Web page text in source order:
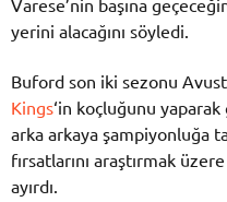
yerini alacağını söyledi.
Buford son iki sezonu
Kings‘in koçluğunu yaparak
arka arkaya şampiyonluğa
fırsatlarını araştırmak
ayırdı.